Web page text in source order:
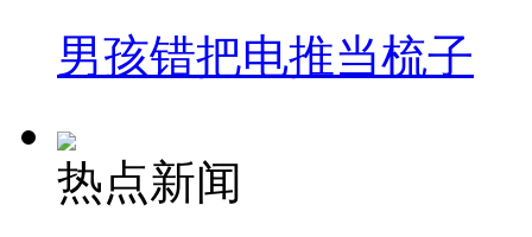
司机酒驾遇交警 急速倒车逃窜
男孩错把电推当梳子
热点新闻